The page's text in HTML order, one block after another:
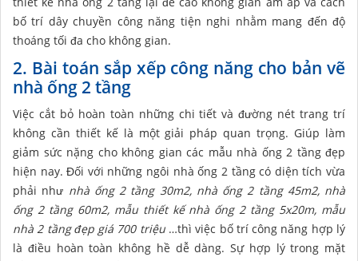
bố trí dây chuyền công năng tiện nghi nhằm mang đến độ
thoáng tối đa cho không gian.
2. Bài toán sắp xếp công năng cho bản vẽ
nhà ống 2 tầng
Việc cắt bỏ hoàn toàn những chi tiết và đường nét trang trí
không cần thiết kế là một giải pháp quan trọng. Giúp làm
giảm sức nặng cho không gian các mẫu nhà ống 2 tầng đẹp
hiện nay. Đối với những ngôi nhà ống 2 tầng có diện tích vừa
phải như nhà ống 2 tầng 30m2, nhà ống 2 tầng 45m2, nhà
ống 2 tầng 60m2, mẫu thiết kế nhà ống 2 tầng 5x20m, mẫu
nhà 2 tầng đẹp giá 700 triệu…thì việc bố trí công năng hợp lý
là điều hoàn toàn không hề dễ dàng. Sự hợp lý trong mặt